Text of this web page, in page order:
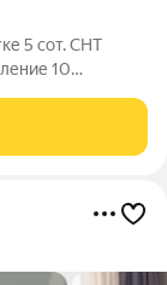
5 сот. СНТ
10
полы. Своя